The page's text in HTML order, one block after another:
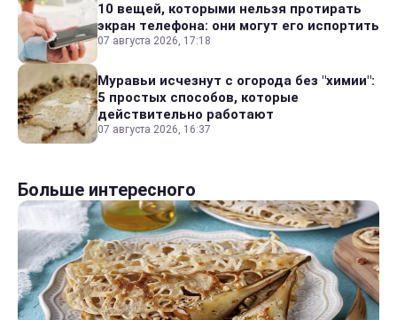
10 вещей, которыми нельзя протирать
экран телефона: они могут его испортить
07 августа 2026, 17:18
Муравьи исчезнут с огорода без "химии":
5 простых способов, которые
действительно работают
07 августа 2026, 16:37
Больше интересного